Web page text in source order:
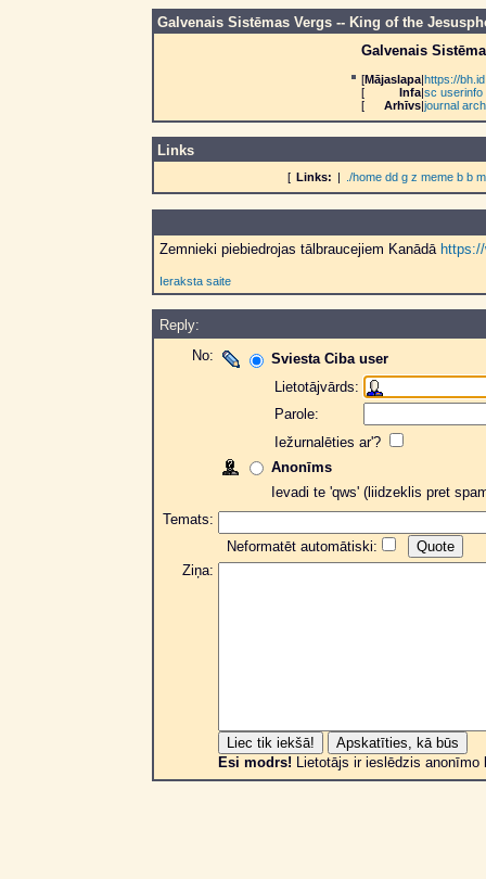
Galvenais Sistēmas Vergs -- King of the
Galvenais
[Mājaslapa| https://
[
Infa| sc userinfo
[
Arhīvs| journal
Links
[ Links: ./home dd g z meme b b m
Zemnieki piebiedrojas tālbraucejiem Kanādā
Ieraksta saite
Reply:
No:
Sviesta Ciba user
Lietotājvārds:
Parole:
Iežurnalēties ar'?
Anonīms
Ievadi te 'qws' (liidzeklis pret
Temats:
Neformatēt automātiski:
Ziņa:
Esi modrs! Lietotājs ir ieslēdzis